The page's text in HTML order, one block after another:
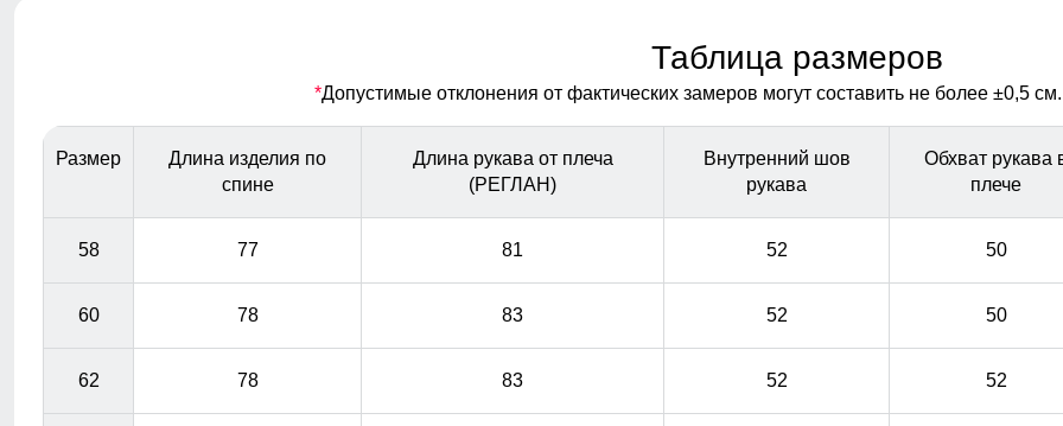
Таблица размеров
*Допустимые отклонения от фактических замеров могут составить не более ±0,5
Размер
Длина изделия по
спине
Длина рукава от плеча
(РЕГЛАН)
Внутренний шов
рукава
Обхват рукава
плече
58 77 81 52 50
60 78 83 52 50
62 78 83 52 52